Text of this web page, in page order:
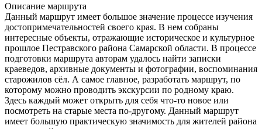
Описание маршрута
Данный маршрут имеет большое значение процессе изучения
достопримечательностей своего края. В нем собраны
интересные объекты, отражающие историческое и культурное
прошлое Пестравского района Самарской области. В процессе
подготовки маршрута авторам удалось найти записки
краеведов, архивные документы и фотографии, воспоминания
старожилов сёл. А самое главное, разработать маршрут, по
которому можно проводить экскурсии по родному краю.
Здесь каждый может открыть для себя что-то новое или
посмотреть на старые места по-другому. Данный маршрут
имеет большую практическую значимость для жителей района